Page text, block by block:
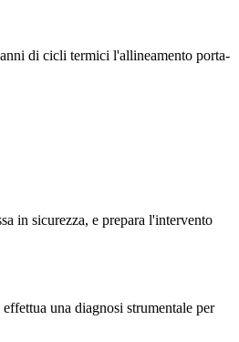
di cicli termici l'allineamento porta-
in sicurezza, e prepara l'intervento
una diagnosi strumentale per